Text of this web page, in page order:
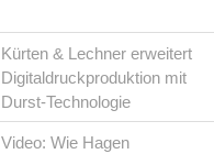
Kürten & Lechner erweitert
Digitaldruckproduktion mit
Durst-Technologie
Video: Wie Hagen